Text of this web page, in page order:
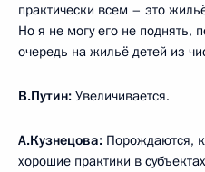
практически всем – это
Но я не могу его не поднять,
очередь на жильё детей из
В.Путин: Увеличивается.
А.Кузнецова: Порождаются,
хорошие практики в